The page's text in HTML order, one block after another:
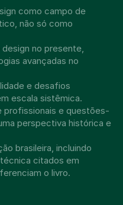
como campo de
não só como
no presente,
avançadas no
e desafios
escala sistêmica.
profissionais e questões-
perspectiva histórica e
brasileira, incluindo
citados em
o livro.